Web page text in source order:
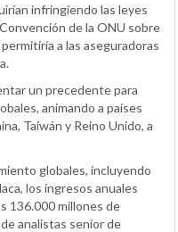
infringiendo las leyes
de la ONU sobre
a las aseguradoras
un precedente para
animando a países
Taiwán y Reino Unido, a
globales, incluyendo
los ingresos anuales
136.000 millones de
analistas senior de